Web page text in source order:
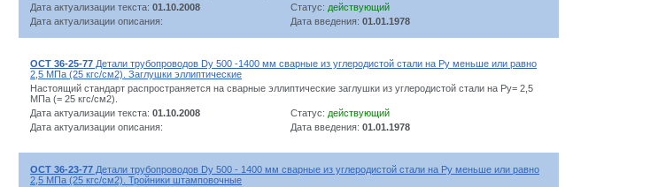
Дата актуализации текста: 01.10.2008 Статус: действующий
Дата актуализации описания:
Дата введения: 01.01.1978
ОСТ 36-25-77 Детали трубопроводов Dу 500 -1400 мм сварные из углеродистой стали на Ру меньше или равно
2,5 МПа (25 кгс/см2). Заглушки эллиптические
Настоящий стандарт распространяется на сварные эллиптические заглушки из углеродистой стали на Ру= 2,5
МПа (= 25 кгс/см2).
Дата актуализации текста: 01.10.2008 Статус: действующий
Дата актуализации описания:
Дата введения: 01.01.1978
ОСТ 36-23-77 Детали трубопроводов Dу 500 - 1400 мм сварные из углеродистой стали на Ру меньше или равно
2,5 МПа (25 кгс/см2). Тройники штамповочные